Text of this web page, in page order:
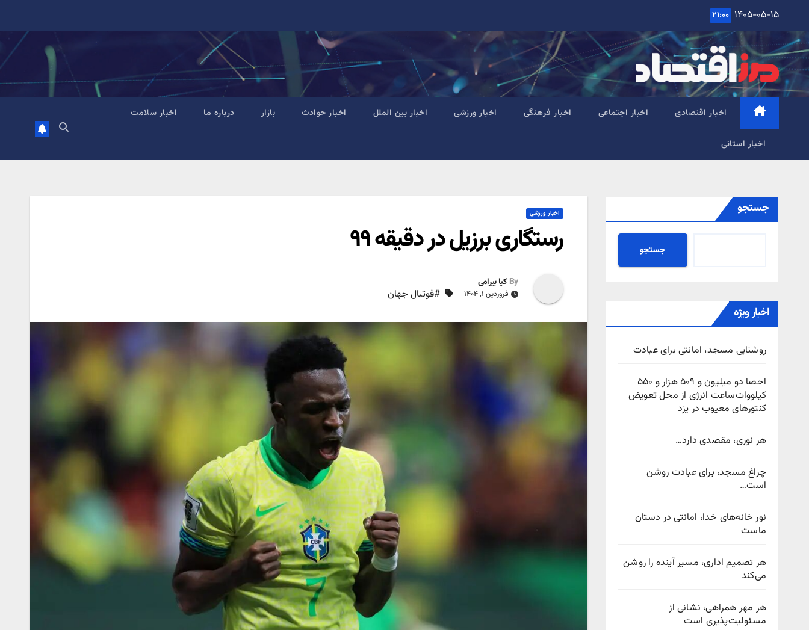
content
۱۴۰۵-۰۵-۱۵ ۲۱:۰۰
اخبار اقتصادی اخبار اجتماعی اخبار فرهنگی اخبار ورزشی اخبار بین الملل اخبار حوادث بازار درباره ما اخبار سلامت
اخبار استانی
جستجو
جستجو
اخبار ویژه
روشنایی مسجد، امانتی برای عبادت
احصا دو میلیون و ۵۰۹ هزار و ۵۵۰
کیلووات‌ساعت انرژی از محل تعویض
کنتورهای معیوب در یزد
هر نوری، مقصدی دارد…
چراغ مسجد، برای عبادت روشن
است…
نور خانه‌های خدا، امانتی در دستان
ماست
هر تصمیم اداری، مسیر آینده را روشن
می‌کند
هر مهر همراهی، نشانی از
مسئولیت‌پذیری است
اخبار ورزشی
رستگاری برزیل در دقیقه ۹۹
By کیا بیرامی
فروردین ۱, ۱۴۰۴ #فوتبال جهان